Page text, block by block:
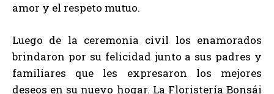
amor y el respeto mutuo.
Luego de la ceremonia civil los enamorados
brindaron por su felicidad junto a sus padres y
familiares que les expresaron los mejores
deseos en su nuevo hogar. La Floristería Bonsái